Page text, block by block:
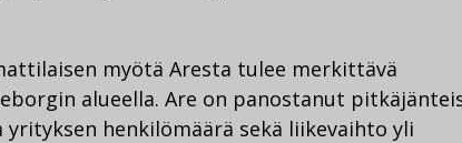
myötä Aresta tulee merkittävä
alueella. Are on panostanut
yrityksen henkilömäärä sekä liikevaihto yli